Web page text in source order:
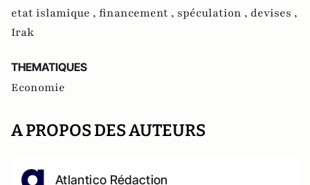
etat islamique , financement , spéculation , devises ,
Irak
THEMATIQUES
Economie
A PROPOS DES AUTEURS
Atlantico Rédaction